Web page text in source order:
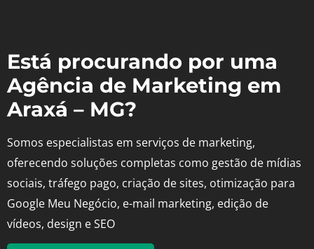
Está procurando por uma
Agência de Marketing em
Araxá – MG?
Somos especialistas em serviços de marketing,
oferecendo soluções completas como gestão de mídias
sociais, tráfego pago, criação de sites, otimização para
Google Meu Negócio, e-mail marketing, edição de
vídeos, design e SEO